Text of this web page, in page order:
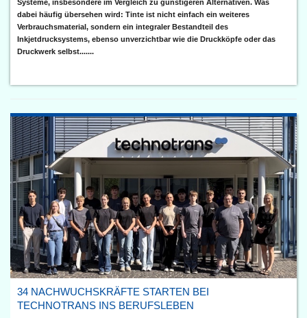
Systeme, insbesondere im Vergleich zu günstigeren Alternativen. Was
dabei häufig übersehen wird: Tinte ist nicht einfach ein weiteres
Verbrauchsmaterial, sondern ein integraler Bestandteil des
Inkjetdrucksystems, ebenso unverzichtbar wie die Druckköpfe oder das
Druckwerk selbst.......
34 NACHWUCHSKRÄFTE STARTEN BEI
TECHNOTRANS INS BERUFSLEBEN